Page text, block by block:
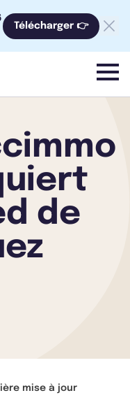
Télécharger 👉
menu
de
mise à jour